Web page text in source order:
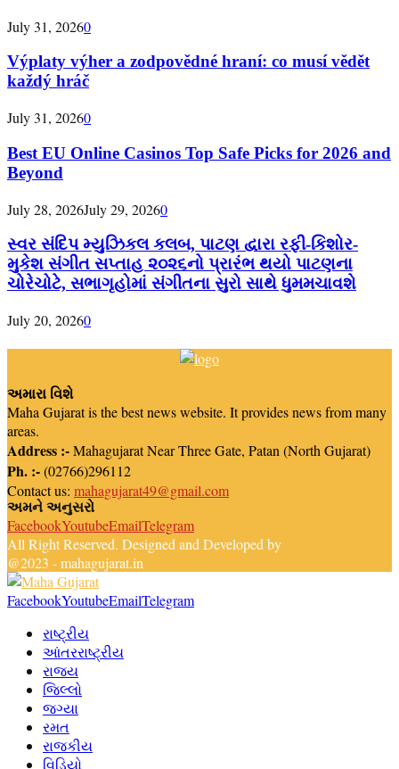
July 31, 20260
Výplaty výher a zodpovědné hraní: co musí vědět
každý hráč
July 31, 20260
Best EU Online Casinos Top Safe Picks for 2026 and
Beyond
July 28, 2026July 29, 20260
સ્વર સંદિપ મ્યુઝિકલ કલબ, પાટણ દ્વારા રફી-કિશોર-
મુકેશ સંગીત સપ્તાહ ૨૦૨૬નો પ્રારંભ થયો પાટણના
ચોરેચોટે, સભાગૃહોમાં સંગીતના સુરો સાથે ધુમમચાવશે
July 20, 20260
અમારા વિશે
Maha Gujarat is the best news website. It provides news from many
areas.
Address :-Mahagujarat Near Three Gate, Patan (North Gujarat)
Ph. :-(02766)296112
Contact us: mahagujarat49@gmail.com
અમને અનુસરો
FacebookYoutubeEmailTelegram
All Right Reserved. Designed and Developed by
@2023 - mahagujarat.in
FacebookYoutubeEmailTelegram
રાષ્ટ્રીય
આંતરરાષ્ટ્રીય
રાજ્ય
જિલ્લો
જગ્યા
રમત
રાજકીય
વિડિયો